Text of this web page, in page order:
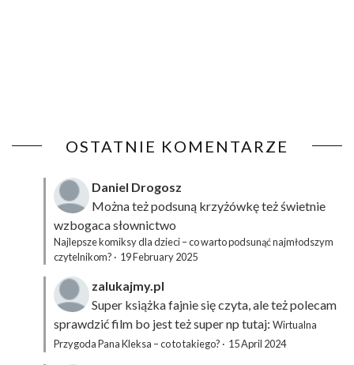
OSTATNIE KOMENTARZE
Daniel Drogosz
Można też podsuną krzyżówkęteż świetnie
wzbogaca słownictwo
Najlepsze komiksy dla dzieci – co warto podsunąć najmłodszym
czytelnikom? · 19 February 2025
zalukajmy.pl
Super książka fajnie się czyta, ale też polecam
sprawdzić film bo jest też super np tutaj: Wirtualna
Przygoda Pana Kleksa – co to takiego? · 15 April 2024